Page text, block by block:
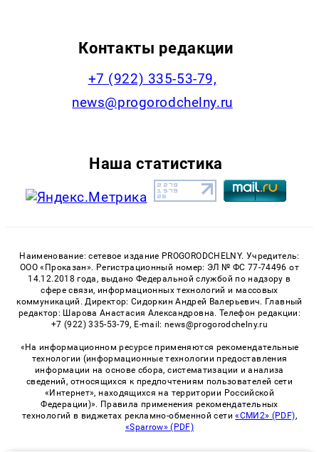
Контакты редакции
+7 (922) 335-53-79,
news@progorodchelny.ru
Наша статистика
Наименование: сетевое издание PROGORODCHELNY. Учредитель:
ООО «Проказан». Регистрационный номер: ЭЛ № ФС 77-74496 от
14.12.2018 года, выдано Федеральной службой по надзору в
сфере связи, информационных технологий и массовых
коммуникаций. Директор: Сидоркин Андрей Валерьевич. Главный
редактор: Шарова Анастасия Александровна. Телефон редакции:
+7 (922) 335-53-79, E-mail: news@progorodchelny.ru
«На информационном ресурсе применяются рекомендательные
технологии (информационные технологии предоставления
информации на основе сбора, систематизации и анализа
сведений, относящихся к предпочтениям пользователей сети
«Интернет», находящихся на территории Российской
Федерации)». Правила применения рекомендательных
технологий в виджетах рекламно-обменной сети«СМИ2» (PDF),
«Sparrow» (PDF)